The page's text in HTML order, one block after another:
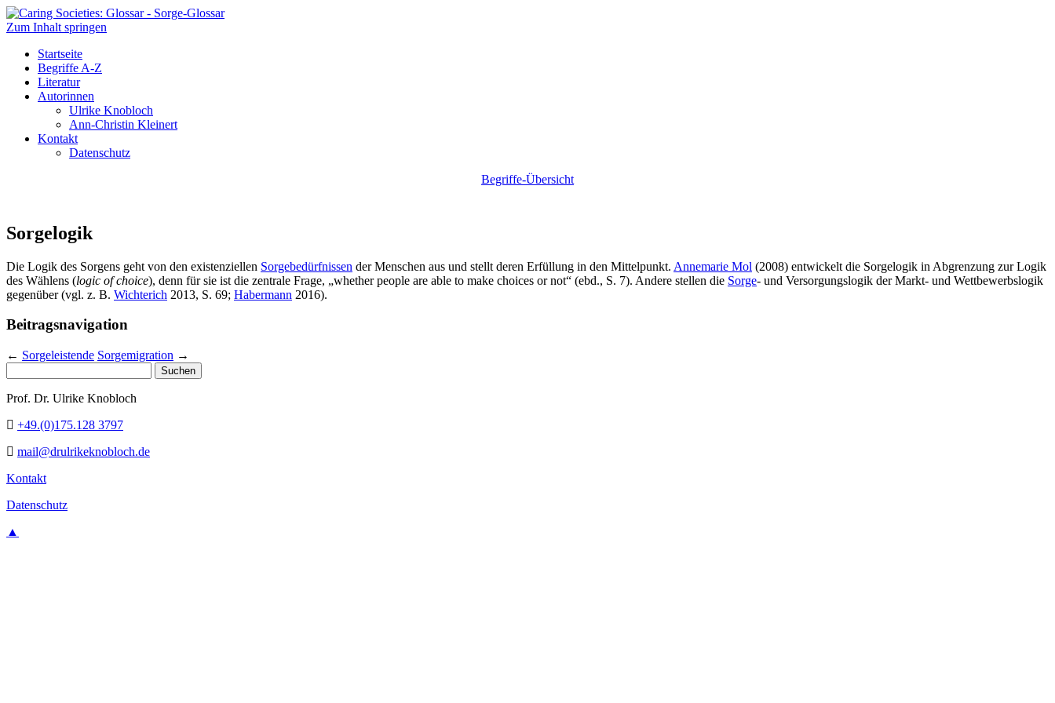
Caring Societies: Glossar
Sorge-Glossar
Zum Inhalt springen
Startseite
Begriffe A-Z
Literatur
Autorinnen
Ulrike Knobloch
Ann-Christin Kleinert
Kontakt
Datenschutz
Begriffe-Übersicht
Sorgelogik
Die Logik des Sorgens geht von den existenziellen Sorgebedürfnissen der Menschen aus und stellt deren Erfüllung in den Mittelpunkt. Annemarie Mol (2008) entwickelt die Sorgelogik in Abgrenzung zur Logik
des Wählens (logic of choice), denn für sie ist die zentrale Frage, „whether people are able to make choices or not“ (ebd., S. 7). Andere stellen die Sorge- und Versorgungslogik der Markt- und Wettbewerbslogik
gegenüber (vgl. z. B. Wichterich 2013, S. 69; Habermann 2016).
Beitragsnavigation
← Sorgeleistende Sorgemigration →
nach:
Prof. Dr. Ulrike Knobloch
+49.(0)175.128 3797
mail@drulrikeknobloch.de
Kontakt
Datenschutz
▲